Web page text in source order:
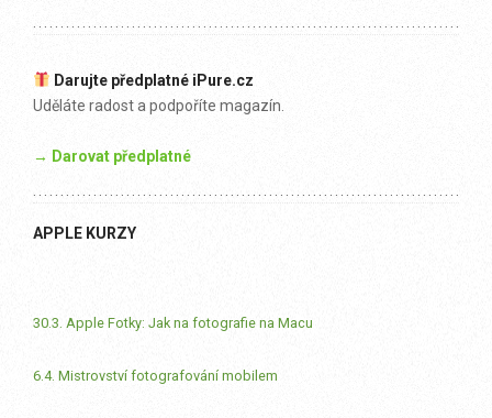
Darujte předplatné iPure.cz
Uděláte radost a podpoříte magazín.
→ Darovat předplatné
APPLE KURZY
30.3. Apple Fotky: Jak na fotografie na Macu
6.4. Mistrovství fotografování mobilem